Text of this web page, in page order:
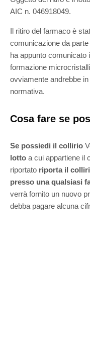
AIC n. 046918049.
Il ritiro del farmaco è
comunicazione da
ha appunto
formazione
ovviamente andrebbe
normativa.
Cosa fare se
Se possiedi il collirio
lotto a cui appartiene il
riportato riporta il
presso una qualsiasi
verrà fornito un nuovo
debba pagare alcuna